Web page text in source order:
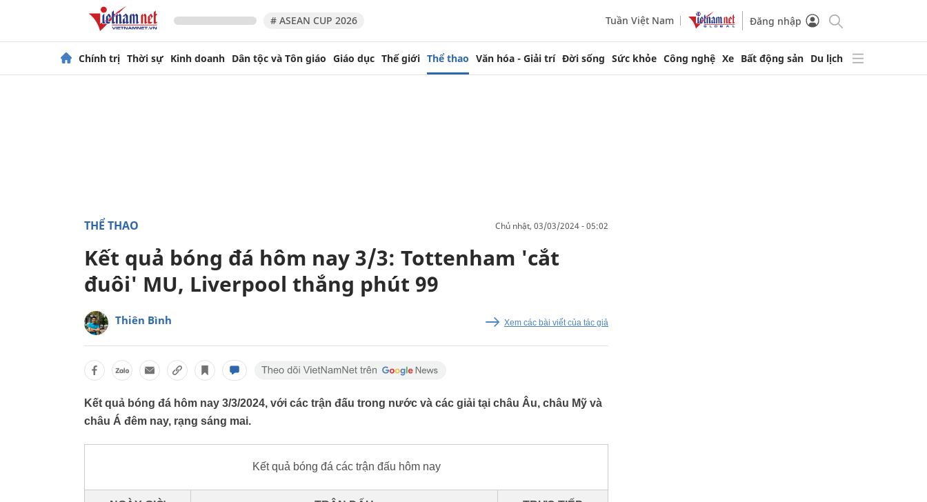
# ASEAN CUP 2026 Tuần Việt Nam Đăng nhập
Chính trị Thời sự Kinh doanh Dân tộc và Tôn giáo Giáo dục Thế giới Thể thao Văn hóa - Giải trí Đời sống Sức khỏe Công nghệ Xe Bất động sản Du lịch
THỂ THAO chủ nhật, 03/03/2024 - 05:02
Kết quả bóng đá hôm nay 3/3: Tottenham 'cắt
đuôi' MU, Liverpool thắng phút 99
Thiên Bình Xem các bài viết của tác giả
Kết quả bóng đá hôm nay 3/3/2024, với các trận đấu trong nước và các giải tại châu Âu, châu Mỹ và
châu Á đêm nay, rạng sáng mai.
Kết quả bóng đá các trận đấu hôm nay